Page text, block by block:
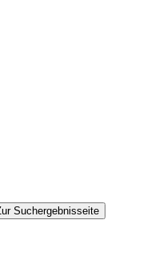
Suchergebnisseite